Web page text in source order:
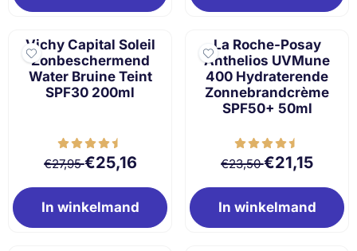
Vichy Capital Soleil
Zonbeschermend
Water Bruine Teint
SPF30 200ml
Van 27,95 voor 25,16
€27,95€25,16
In winkelmand
La Roche-Posay
Anthelios UVMune
400 Hydraterende
Zonnebrandcrème
SPF50+ 50ml
Van 23,50 voor
€23,50€21,15
In winkelmand